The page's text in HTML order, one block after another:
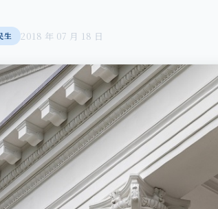
生 2018 年 07 月 18 日